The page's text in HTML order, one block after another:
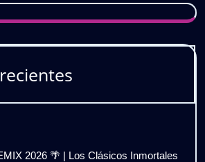
2026 🌴 | Los Clásicos Inmortales